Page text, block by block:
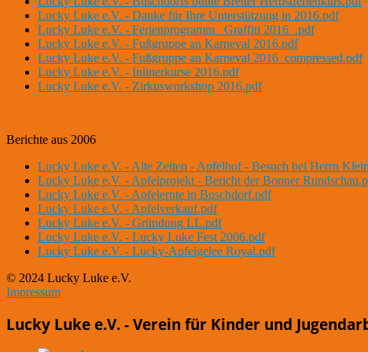
Lucky Luke e.V. - Danke für Ihre Unterstützung in 2016.pdf
Lucky Luke e.V. - Ferienprogramm _Graffiti 2016_.pdf
Lucky Luke e.V. - Fußgruppe an Karneval 2016.pdf
Lucky Luke e.V. - Fußgruppe an Karneval 2016_compressed.pdf
Lucky Luke e.V. - Inlinerkurse 2016.pdf
Lucky Luke e.V. - Zirkusworkshop 2016.pdf
Berichte aus 2006
Lucky Luke e.V. - Alte Zeiten - Apfelhof - Besuch bei Herrn
Lucky Luke e.V. - Apfelprojekt - Bericht der Bonner
Lucky Luke e.V. - Apfelernte in Buschdorf.pdf
Lucky Luke e.V. - Apfelverkauf.pdf
Lucky Luke e.V. - Gründung LL.pdf
Lucky Luke e.V. - Lucky Luke Fest 2006.pdf
Lucky Luke e.V. - Lucky-Apfelgelee Royal.pdf
© 2024 Lucky Luke e.V.
Impressum
Lucky Luke e.V. - Verein für Kinder und